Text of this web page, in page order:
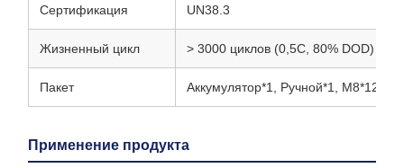
Сертификация UN38.3
Жизненный цикл > 3000 циклов (0,5C, 80% DOD)
Пакет Аккумулятор*1, Ручной*1,
Применение продукта